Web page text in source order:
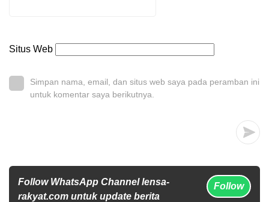
Situs Web
Simpan nama, email, dan situs web saya pada peramban ini
untuk komentar saya berikutnya.
Follow WhatsApp Channel lensa-
rakyat.com untuk update berita
Follow